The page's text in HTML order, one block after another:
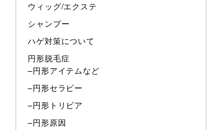
ウィッグ/エクステ
シャンプー
ハゲ対策について
円形脱毛症
–円形アイテムなど
–円形セラピー
–円形トリビア
–円形原因